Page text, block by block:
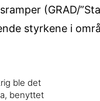
(GRAD/
styrkene i
ble det
benyttet